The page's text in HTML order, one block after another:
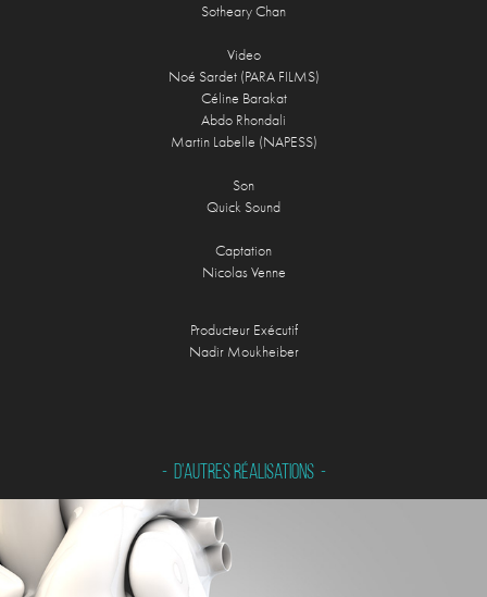
Sotheary Chan
Video
Noé Sardet (PARA FILMS)
Céline Barakat
Abdo Rhondali
Martin Labelle (NAPESS)
Son
Quick Sound
Captation
Nicolas Venne
Producteur Exécutif
Nadir Moukheiber
-  D'autres réalisations  -